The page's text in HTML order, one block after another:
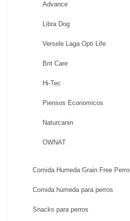
Advance
Libra Dog
Versele Laga Opti Life
Brit Care
Hi-Tec
Piensos Economicos
Naturcanin
OWNAT
Comida Humeda Grain Free Perro
Comida húmeda para perros
Snacks para perros